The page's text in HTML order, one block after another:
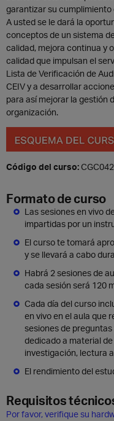
garantizar su
A usted se le dará la
conceptos de un sistema
calidad, mejora continua y
calidad que impulsan el
Lista de Verificación de
CEIV y a desarrollar
para así mejorar la gestión
organización.
Código del curso:
Formato de curso
Las sesiones en vivo
impartidas por un
El curso te tomará
y se llevará a cabo
Habrá 2 sesiones de
cada sesión será 120
Cada día del curso
en vivo en el aula que
sesiones de
dedicado a material
investigación, lectura
El rendimiento del
Requisitos
Por favor, verifique su